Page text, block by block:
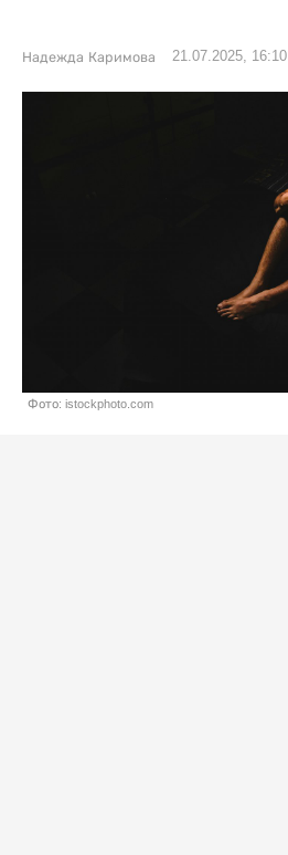
Надежда Каримова 21.07.2025, 16:10
Фото: istockphoto.com